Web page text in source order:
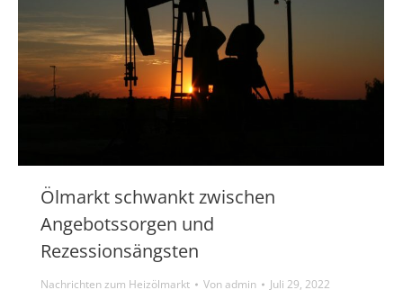
Ölmarkt schwankt zwischen
Angebotssorgen und
Rezessionsängsten
Nachrichten zum Heizölmarkt Vonadmin Juli 29, 2022